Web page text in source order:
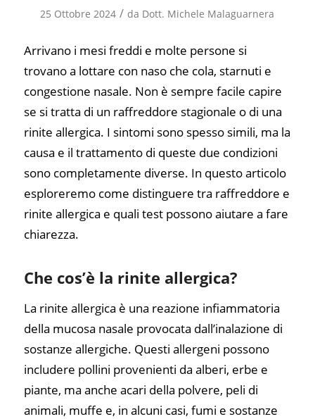
25 Ottobre 2024 / da Dott. Michele Malaguarnera
Arrivano i mesi freddi e molte persone si
trovano a lottare con naso che cola, starnuti e
congestione nasale. Non è sempre facile capire
se si tratta di un raffreddore stagionale o di una
rinite allergica. I sintomi sono spesso simili, ma la
causa e il trattamento di queste due condizioni
sono completamente diverse. In questo articolo
esploreremo come distinguere tra raffreddore e
rinite allergica e quali test possono aiutare a fare
chiarezza.
Che cos’è la rinite allergica?
La rinite allergica è una reazione infiammatoria
della mucosa nasale provocata dall’inalazione di
sostanze allergiche. Questi allergeni possono
includere pollini provenienti da alberi, erbe e
piante, ma anche acari della polvere, peli di
animali, muffe e, in alcuni casi, fumi e sostanze